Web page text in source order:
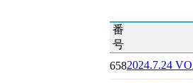
番
号
6582024.7.24